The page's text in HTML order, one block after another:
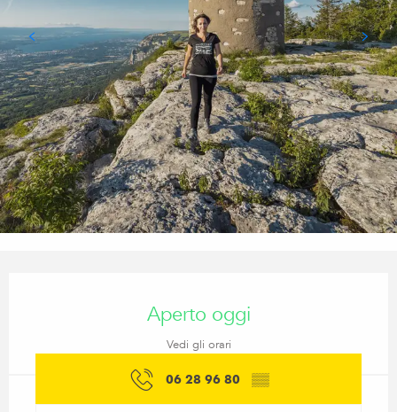
Aperto oggi
Vedi gli orari
06 28 96 80 ▒▒